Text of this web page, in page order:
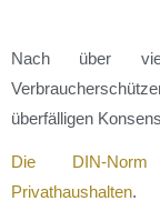
Nach über
überfälligen
Die DIN-Norm
Privathaushalten.